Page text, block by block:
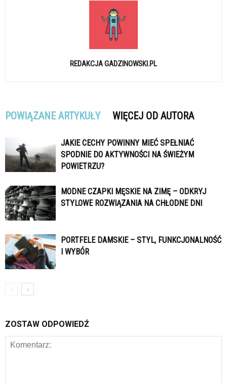
REDAKCJA GADZINOWSKI.PL
POWIĄZANE ARTYKUŁY WIĘCEJ OD AUTORA
JAKIE CECHY POWINNY MIEĆ SPEŁNIAĆ
SPODNIE DO AKTYWNOŚCI NA ŚWIEŻYM
POWIETRZU?
MODNE CZAPKI MĘSKIE NA ZIMĘ – ODKRYJ
STYLOWE ROZWIĄZANIA NA CHŁODNE DNI
PORTFELE DAMSKIE – STYL, FUNKCJONALNOŚĆ
I WYBÓR
ZOSTAW ODPOWIEDŹ